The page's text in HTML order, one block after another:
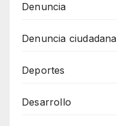
Denuncia
Denuncia ciudadana
Deportes
Desarrollo